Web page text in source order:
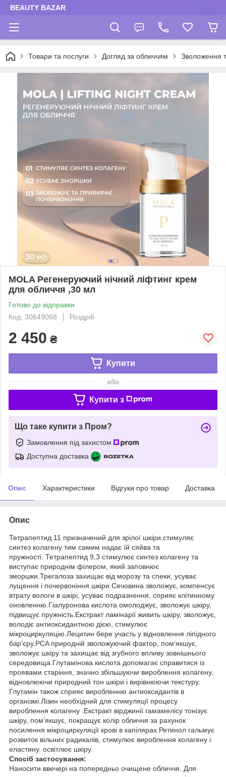
BEAUTY BAZAR
Товари та послуги Догляд за обличчям Зволоження
MOLA Регенеруючий нічний ліфтинг крем
для обличчя ,30 мл
Готово до відправки
Код: 30649068
Роздріб
2 450 ₴
Купити
або
Купити з
Що таке купити з Пром?
Замовлення під захистом
Доступна доставка
Опис Характеристики Відгуки про товар Доставка
Опис
Тетрапептид 11 призначений для зрілої шкіри,стимуляє
синтез колагену тим самим надає їй сяйва та
пружності. Тетрапептид 9,3 стимулює синтез колагену та
виступає природнім філером, який заповнює
зморшки.Трегалоза захищає від морозу та спеки, усуває
лущення і почервоніння шкіри.Сечовина зволожує, компенсує
втрату вологи в шкірі, усуває подразнення, сприяє клітинному
оновленню.Гіалуронова кислота омолоджує, зволожує шкіру,
підвищує пружність.Екстракт ламінарії живить шкіру, зволожує,
володіє антиоксидантною дією, стимулює
мікроциркуляцію.Лецитин бере участь у відновлення ліпідного
бар’єру.PCA природній зволожуючий фактор, пом‘якшує,
зволожує шкіру та захищає від згубного впливу зовнішнього
середовища.Глутамінова кислота допомагає справитися із
проявами старіння, значно збільшуючи вироблення колагену,
відновлюючи природний тон шкіри і вирівнюючи текстуру.
Глутамін також сприяє виробленню антиоксидантів в
організмі.Лізин необхідний для стимуляції процесу
вироблення колагену .Екстракт вірджинії гамамелісу тонізує
шкіру, пом’якшує, покращує колір обличчя за рахунок
посилення мікроциркуляції крові в капілярах.Ретинол гальмує
розвиток вільних радикалів, стимулює вироблення колагену і
еластину, освітлює шкіру.
Спосіб застосування:
Наносити ввечері на попередньо очищене обличчя. Для